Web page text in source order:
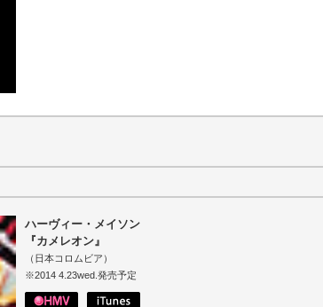
ハーヴィー・メイソン
『カメレオン』
（日本コロムビア）
※2014 4.23wed.発売予定